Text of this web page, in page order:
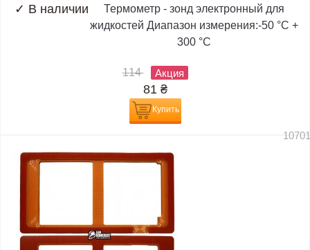
✓ В наличии
Термометр - зонд электронный для
жидкостей Диапазон измерения:-50 °C +
300 °C
114 Акция
81 ₴
Купить